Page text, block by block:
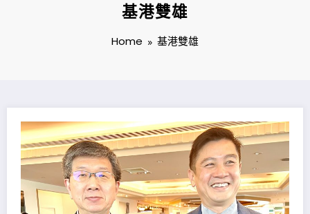
基港雙雄
Home 基港雙雄